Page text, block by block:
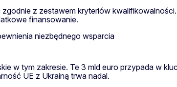
z zestawem kryteriów
finansowanie.
niezbędnego wsparcia
w tym zakresie. Te 3 mld euro przypada w
UE z Ukrainą trwa nadal.